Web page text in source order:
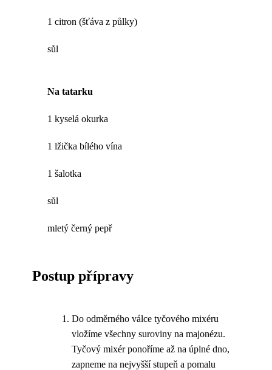
1 citron (šťáva z půlky)
sůl
Na tatarku
1 kyselá okurka
1 lžička bílého vína
1 šalotka
sůl
mletý černý pepř
Postup přípravy
Do odměrného válce tyčového mixéru
vložíme všechny suroviny na majonézu.
Tyčový mixér ponoříme až na úplné dno,
zapneme na nejvyšší stupeň a pomalu